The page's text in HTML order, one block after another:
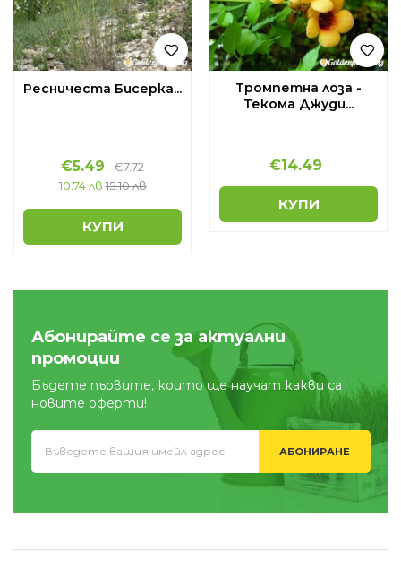
Ресничеста Бисерка...
€5.49 €7.72
10.74 лв 15.10 лв
КУПИ
Тромпетна лоза -
Текома Джуди...
€14.49
КУПИ
Абонирайте се за актуални
промоции
Бъдете първите, които ще научат какви са
новите оферти!
АБОНИРАНЕ